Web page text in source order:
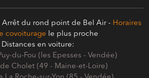
Arrêt du rond point de Bel Air - Horaires
covoiturage le plus proche
Distances en voiture:
du-Fou (les Epesses - Vendée)
Cholet (49 - Maine-et-Loire)